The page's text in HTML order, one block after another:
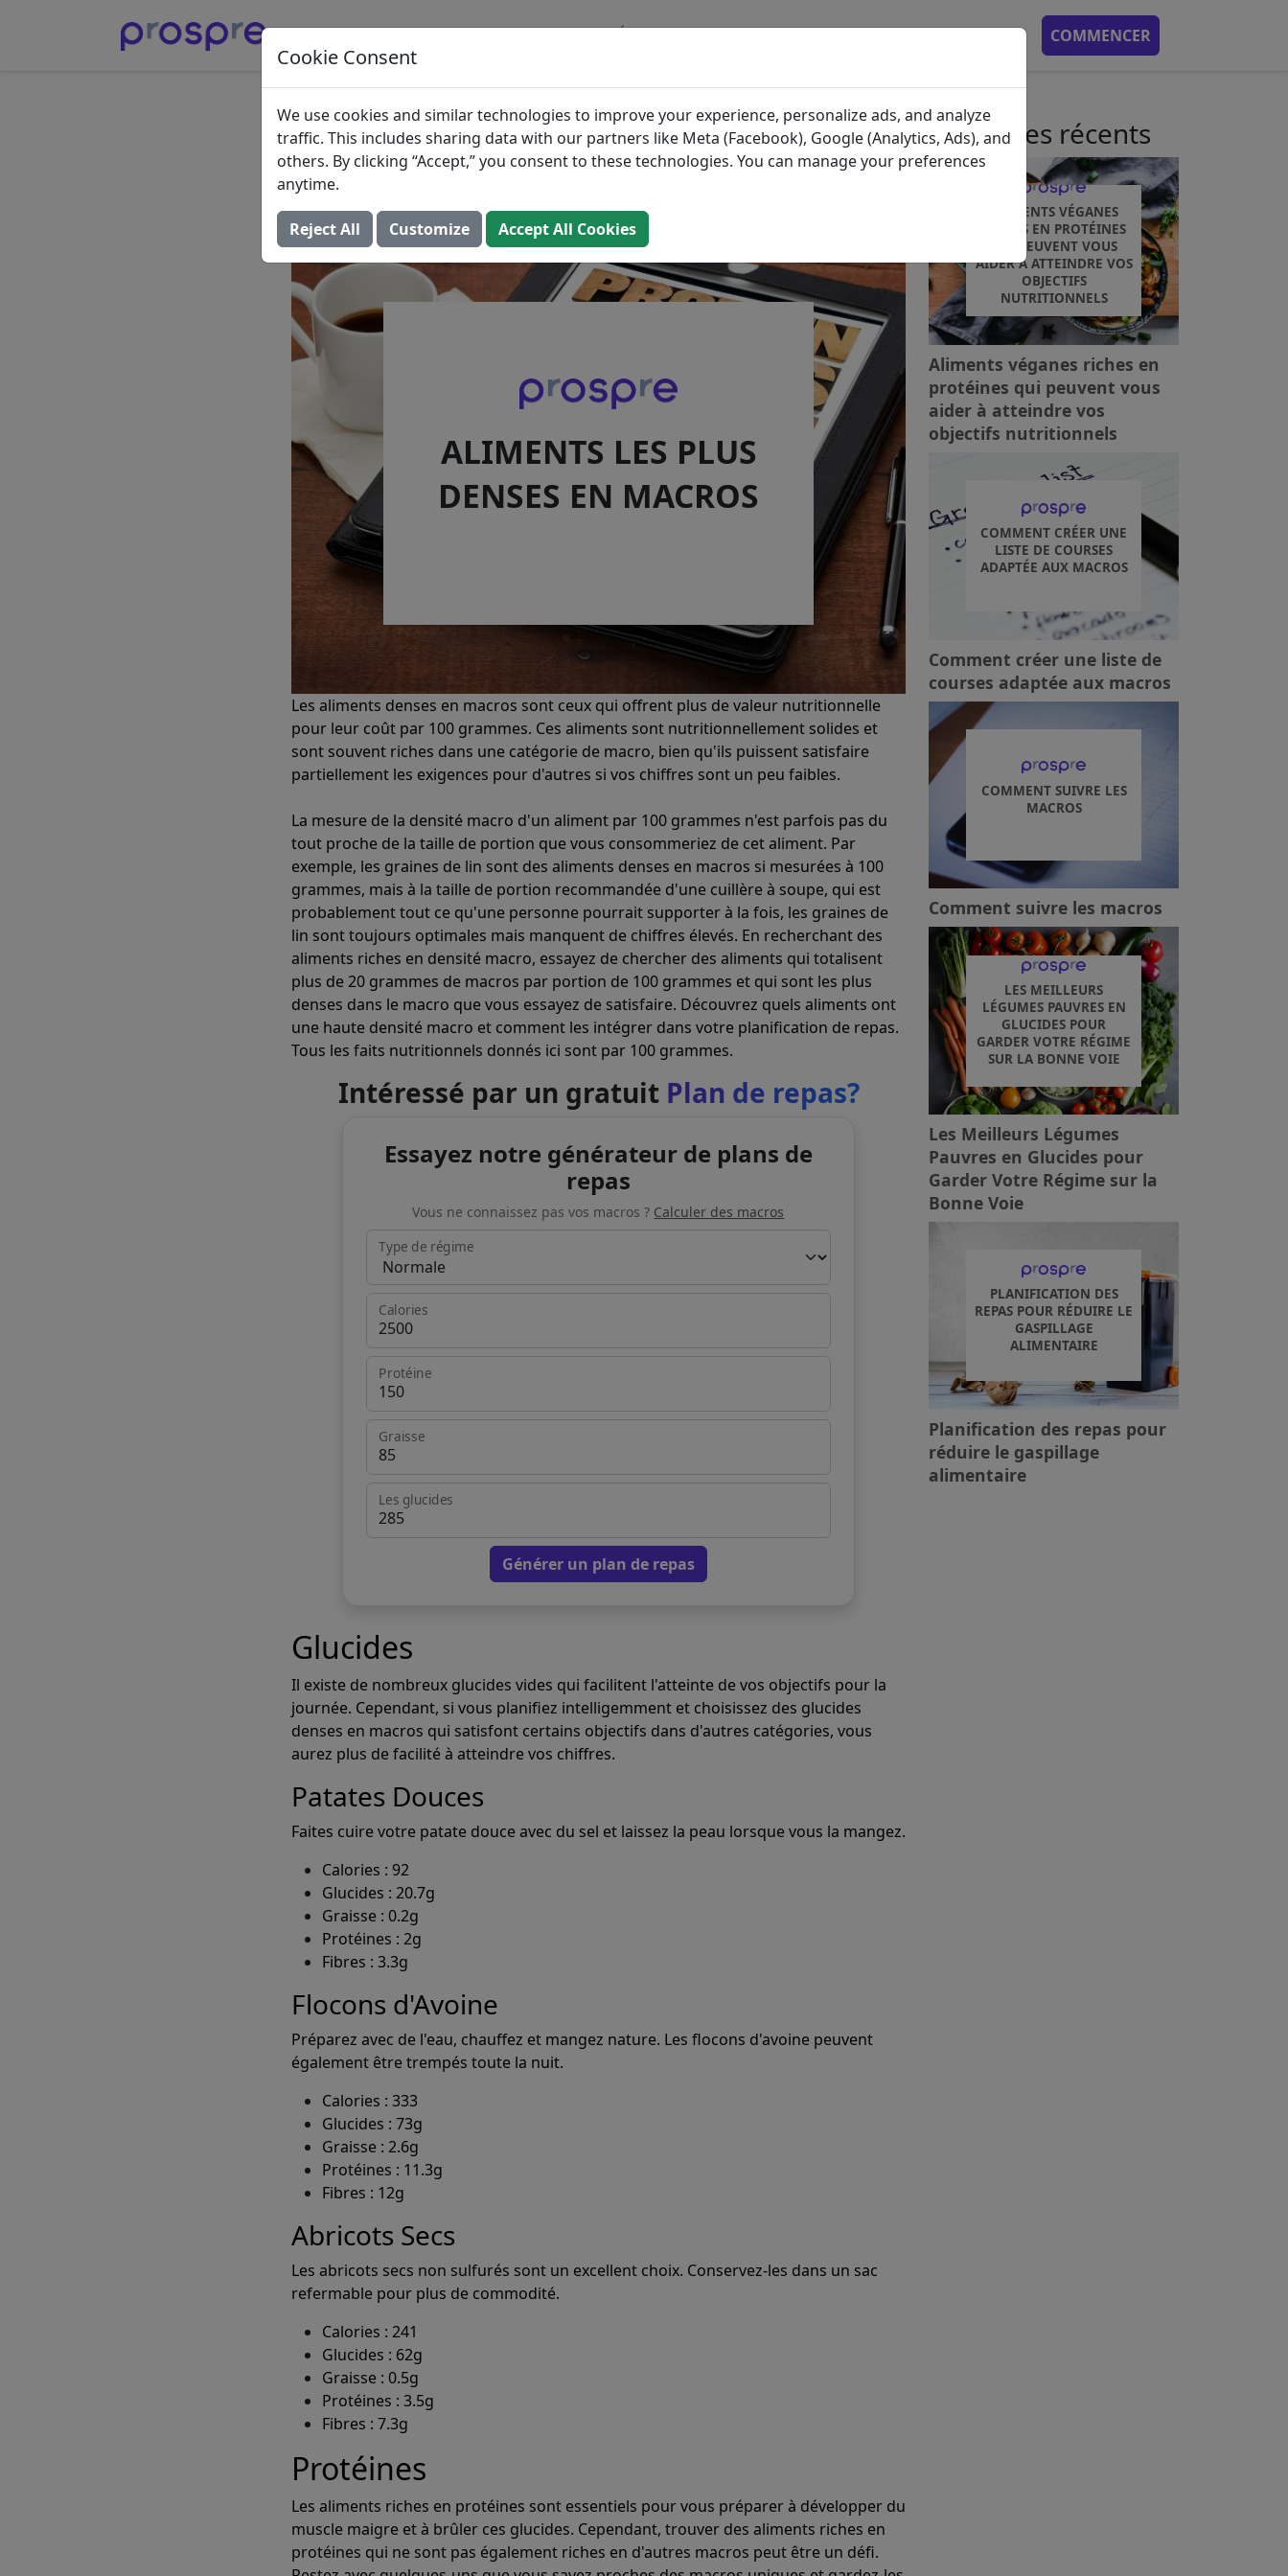
BLOG INGRÉDIENTS PLANS DE REPAS APPLICATION MOBILE COMMENCER
Aliments les Plus Denses en
Macros
4 décembre 2021 (Mis à jour: 2 août 2025)
ALIMENTS LES PLUS
DENSES EN MACROS
Les aliments denses en macros sont ceux qui offrent plus de valeur nutritionnelle
pour leur coût par 100 grammes. Ces aliments sont nutritionnellement solides et
sont souvent riches dans une catégorie de macro, bien qu'ils puissent satisfaire
partiellement les exigences pour d'autres si vos chiffres sont un peu faibles.
La mesure de la densité macro d'un aliment par 100 grammes n'est parfois pas du
tout proche de la taille de portion que vous consommeriez de cet aliment. Par
exemple, les graines de lin sont des aliments denses en macros si mesurées à 100
grammes, mais à la taille de portion recommandée d'une cuillère à soupe, qui est
probablement tout ce qu'une personne pourrait supporter à la fois, les graines de
lin sont toujours optimales mais manquent de chiffres élevés. En recherchant des
aliments riches en densité macro, essayez de chercher des aliments qui totalisent
plus de 20 grammes de macros par portion de 100 grammes et qui sont les plus
denses dans le macro que vous essayez de satisfaire. Découvrez quels aliments ont
une haute densité macro et comment les intégrer dans votre planification de repas.
Tous les faits nutritionnels donnés ici sont par 100 grammes.
Intéressé par un gratuit Plan de repas?
Essayez notre générateur de plans de
repas
Vous ne connaissez pas vos macros ? Calculer des macros
Type de régime
Calories
Protéine
Graisse
Les glucides
Générer un plan de repas
Glucides
Il existe de nombreux glucides vides qui facilitent l'atteinte de vos objectifs pour la
journée. Cependant, si vous planifiez intelligemment et choisissez des glucides
denses en macros qui satisfont certains objectifs dans d'autres catégories, vous
aurez plus de facilité à atteindre vos chiffres.
Patates Douces
Faites cuire votre patate douce avec du sel et laissez la peau lorsque vous la mangez.
Calories : 92
Glucides : 20.7g
Graisse : 0.2g
Protéines : 2g
Fibres : 3.3g
Flocons d'Avoine
Préparez avec de l'eau, chauffez et mangez nature. Les flocons d'avoine peuvent
également être trempés toute la nuit.
Calories : 333
Glucides : 73g
Graisse : 2.6g
Protéines : 11.3g
Fibres : 12g
Abricots Secs
Les abricots secs non sulfurés sont un excellent choix. Conservez-les dans un sac
refermable pour plus de commodité.
Calories : 241
Glucides : 62g
Graisse : 0.5g
Protéines : 3.5g
Fibres : 7.3g
Protéines
Les aliments riches en protéines sont essentiels pour vous préparer à développer du
muscle maigre et à brûler ces glucides. Cependant, trouver des aliments riches en
protéines qui ne sont pas également riches en d'autres macros peut être un défi.
Messages récents
ALIMENTS VÉGANES
RICHES EN PROTÉINES
QUI PEUVENT VOUS
AIDER À ATTEINDRE VOS
OBJECTIFS
NUTRITIONNELS
Aliments véganes riches en
protéines qui peuvent vous
aider à atteindre vos
objectifs nutritionnels
COMMENT CRÉER UNE
LISTE DE COURSES
ADAPTÉE AUX MACROS
Comment créer une liste de
courses adaptée aux macros
COMMENT SUIVRE LES
MACROS
Comment suivre les macros
LES MEILLEURS
LÉGUMES PAUVRES EN
GLUCIDES POUR
GARDER VOTRE RÉGIME
SUR LA BONNE VOIE
Les Meilleurs Légumes
Pauvres en Glucides pour
Garder Votre Régime sur la
Bonne Voie
PLANIFICATION DES
REPAS POUR RÉDUIRE LE
GASPILLAGE
ALIMENTAIRE
Planification des repas pour
réduire le gaspillage
alimentaire
Générer des
plans de repas
Créez instantanément des plans de repas qui atteignent vos
objectifs macros et caloriques.
Prospre: Planificateur de repas
Cookie Consent
We use cookies and similar technologies to improve your experience, personalize ads, and analyze
traffic. This includes sharing data with our partners like Meta (Facebook), Google (Analytics, Ads), and
others. By clicking “Accept,” you consent to these technologies. You can manage your preferences
anytime.
Reject All Customize Accept All Cookies